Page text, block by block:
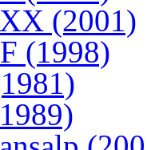
(2001)
(1998)